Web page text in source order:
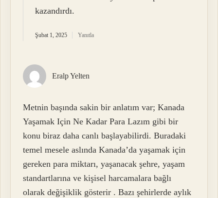
kazandırdı.
Şubat 1, 2025 Yanıtla
Eralp Yelten
Metnin başında sakin bir anlatım var; Kanada
Yaşamak Için Ne Kadar Para Lazım gibi bir
konu biraz daha canlı başlayabilirdi. Buradaki
temel mesele aslında Kanada’da yaşamak için
gereken para miktarı, yaşanacak şehre, yaşam
standartlarına ve kişisel harcamalara bağlı
olarak değişiklik gösterir . Bazı şehirlerde aylık